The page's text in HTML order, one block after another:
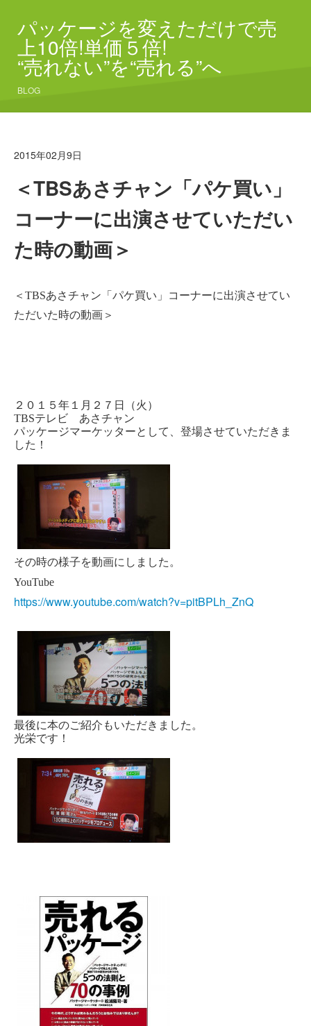
パッケージを変えただけで売
上10倍!単価５倍!
“売れない”を“売れる”へ
BLOG
2015年02月9日
＜TBSあさチャン「パケ買い」
コーナーに出演させていただい
た時の動画＞
＜TBSあさチャン「パケ買い」コーナーに出演させてい
ただいた時の動画＞
２０１５年１月２７日（火）
TBSテレビ あさチャン
パッケージマーケッターとして、登場させていただきま
した！
その時の様子を動画にしました。
YouTube
https://www.youtube.com/watch?v=pitBPLh_ZnQ
最後に本のご紹介もいただきました。
光栄です！